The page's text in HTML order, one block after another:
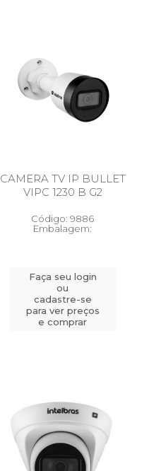
CAMERA TV IP BULLET
VIPC 1230 B G2
Código: 9886
Embalagem:
Faça seu login
ou
cadastre-se
para ver preços
e comprar